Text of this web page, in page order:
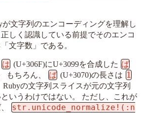
が文字列のエンコーディングを理解し
しく認識している前提でそのエンコ
文字数」である。
は (U+306F)にU+3099を合成した ば
もちろん、 ば (U+3070)の長さは 1
の文字列スライスが元の文字列
いうわけではない。 ただし、これが
str.unicode_normalize!(:n